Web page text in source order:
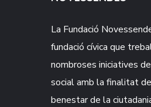
La Fundació
fundació cívica que
nombroses iniciatives
social amb la finalitat
benestar de la